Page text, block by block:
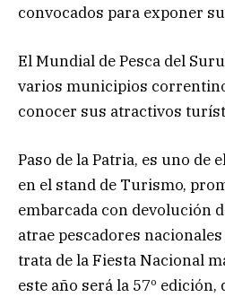
convocados para exponer
El Mundial de Pesca del
varios municipios
conocer sus atractivos
Paso de la Patria, es uno de
en el stand de Turismo,
embarcada con devolución
atrae pescadores
trata de la Fiesta Nacional
este año será la 57º edición,